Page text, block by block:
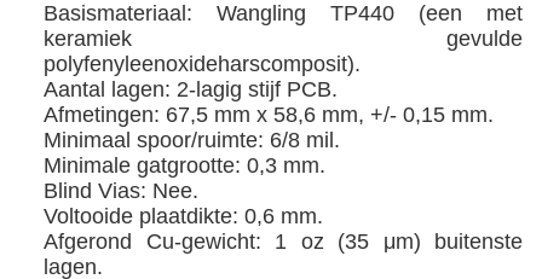
Basismateriaal: Wangling TP440 (een met
keramiek gevulde
polyfenyleenoxideharscomposit).
Aantal lagen: 2-lagig stijf PCB.
Afmetingen: 67,5 mm x 58,6 mm, +/- 0,15 mm.
Minimaal spoor/ruimte: 6/8 mil.
Minimale gatgrootte: 0,3 mm.
Blind Vias: Nee.
Voltooide plaatdikte: 0,6 mm.
Afgerond Cu-gewicht: 1 oz (35 μm) buitenste
lagen.